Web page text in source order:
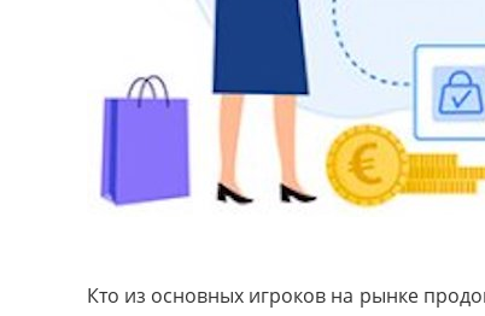
Кто из основных игроков на рынке